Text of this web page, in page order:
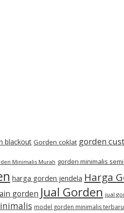
blackout Gorden coklat gorden
Minimalis Murah gorden minimalis
harga gorden jendela Harga
gorden Jual Gorden jual
model gorden minimalis terbaru